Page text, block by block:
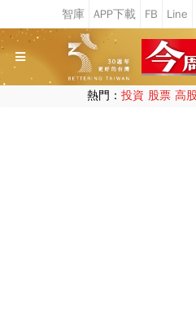
熱門： 投資 股票 高